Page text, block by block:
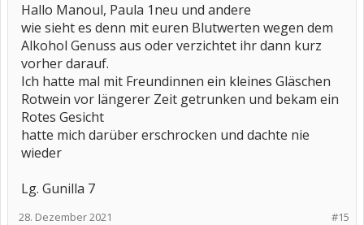
Hallo Manoul, Paula 1neu und andere
wie sieht es denn mit euren Blutwerten wegen dem
Alkohol Genuss aus oder verzichtet ihr dann kurz
vorher darauf.
Ich hatte mal mit Freundinnen ein kleines Gläschen
Rotwein vor längerer Zeit getrunken und bekam ein
Rotes Gesicht
hatte mich darüber erschrocken und dachte nie
wieder
Lg. Gunilla 7
#15
28. Dezember 2021